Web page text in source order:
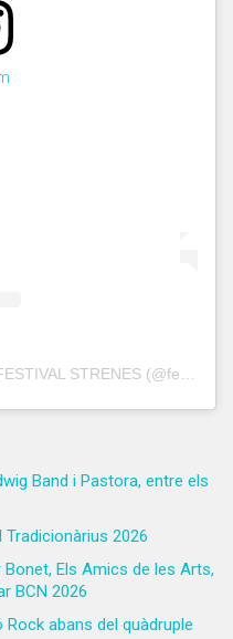
Band i Pastora, entre els
Tradicionàrius 2026
Bonet, Els Amics de les Arts,
BCN 2026
abans del quàdruple